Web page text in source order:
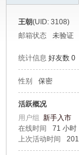
王朝(UID: 3108)
邮箱状态
未验证
统计信息 好友数 0
性别 保密
活跃概况
用户组 新手入市
在线时间
71 小时
上次活动时间